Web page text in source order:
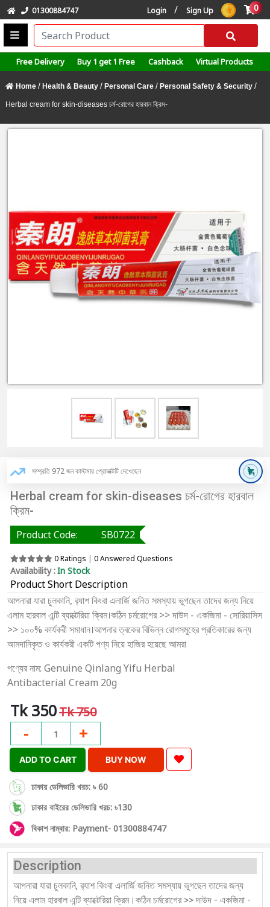
01300884747 Login / Sign Up 0
Free Delivery Buy 1 get 1 Free Cashback Virtual Products
Home / Health & Beauty / Personal Care / Personal Safety & Security /
Herbal cream for skin-diseases চর্ম-রোগের হারবাল ক্রিম-
সম্প্রতি 972 জন কাস্টমার প্রোডাক্টটি দেখেছেন
Herbal cream for skin-diseases চর্ম-রোগের হারবাল
ক্রিম-
Product Code: SB0722
0 Ratings 0 Answered Questions
Availability :In Stock
Product Short Description
আপনারা যারা চুলকানি, র‍্যাশ কিংবা এলার্জি জনিত সমস্যায় ভুগছেন তাদের জন্য নিয়ে
এলাম হারবাল এন্টি ব্যাক্টেরিয়া ক্রিম।কঠিন চর্মরোগের >> দাউদ - একজিমা - সোরিয়াসিস
>> ১০০% কার্যকরী সমাধান।আপনার ত্বকের বিভিন্ন রোগসমূহের প্রতিকারের জন্য
আমদানিকৃত ও কার্যকরী একটি পণ্য নিয়ে হাজির হয়েছে আমরা
পণ্যের নাম: Genuine Qinlang Yifu Herbal
Antibacterial Cream 20g
Tk 350Tk 750
- 1 +
ADD TO CART BUY NOW
ঢাকায় ডেলিভারি খরচ: ৳ 60
ঢাকার বাইরের ডেলিভারি খরচ: ৳130
বিকাশ নাম্বার: Payment- 01300884747
Description
আপনারা যারা চুলকানি, র‍্যাশ কিংবা এলার্জি জনিত সমস্যায় ভুগছেন তাদের জন্য
নিয়ে এলাম হারবাল এন্টি ব্যাক্টেরিয়া ক্রিম।কঠিন চর্মরোগের >> দাউদ - একজিমা -